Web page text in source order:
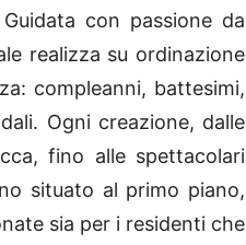
con passione da
realizza su ordinazione
compleanni, battesimi,
Ogni creazione, dalle
fino alle spettacolari
situato al primo piano,
sia per i residenti che